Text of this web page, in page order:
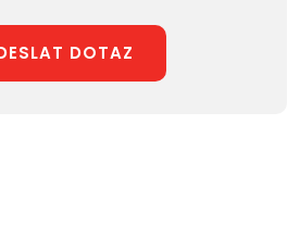
DOTAZ